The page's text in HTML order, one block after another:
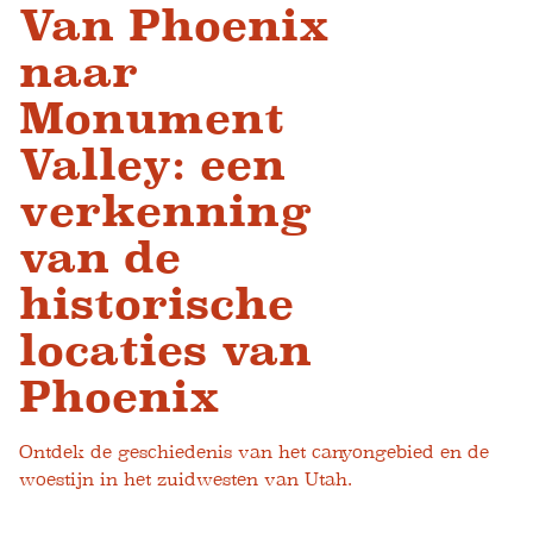
Van Phoenix
naar
Monument
Valley: een
verkenning
van de
historische
locaties van
Phoenix
Ontdek de geschiedenis van het canyongebied en de
woestijn in het zuidwesten van Utah.